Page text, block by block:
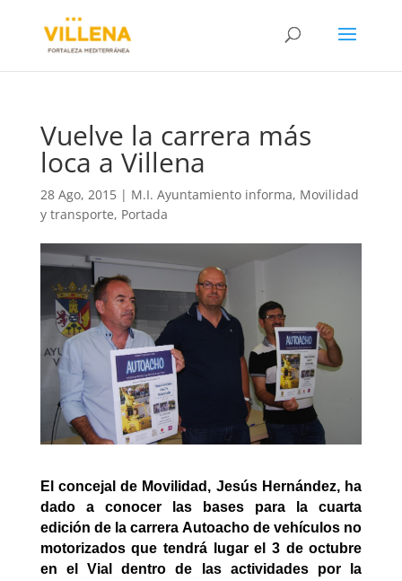
Vuelve la carrera más
loca a Villena
28 Ago, 2015| M.I. Ayuntamiento informa, Movilidad
y transporte, Portada
El concejal de Movilidad, Jesús Hernández, ha
dado a conocer las bases para la cuarta
edición de la carrera Autoacho de vehículos no
motorizados que tendrá lugar el 3 de octubre
en el Vial dentro de las actividades por la